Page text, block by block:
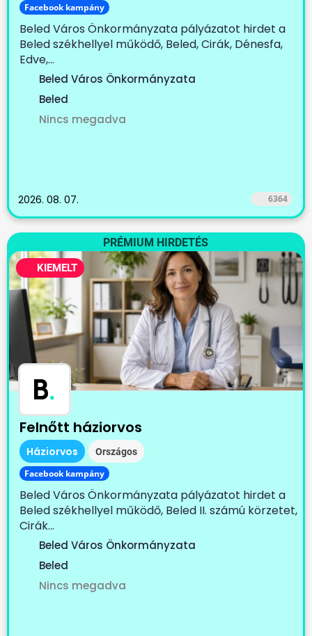
Facebook kampány
Beled Város Önkormányzata pályázatot hirdet a
Beled székhellyel működő, Beled, Cirák, Dénesfa,
Edve,...
Beled Város Önkormányzata
Beled
Nincs megadva
2026. 08. 07. 6364
PRÉMIUM HIRDETÉS
KIEMELT
B.
Felnőtt háziorvos
Háziorvos Országos
Facebook kampány
Beled Város Önkormányzata pályázatot hirdet a
Beled székhellyel működő, Beled II. számú körzetet,
Cirák...
Beled Város Önkormányzata
Beled
Nincs megadva